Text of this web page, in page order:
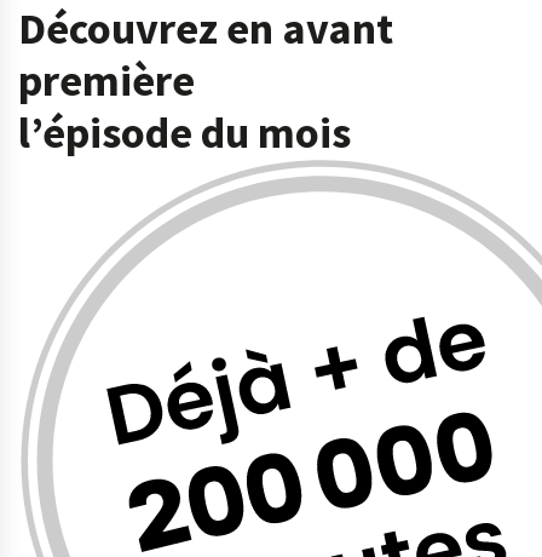
Découvrez en avant
première
l’épisode du mois